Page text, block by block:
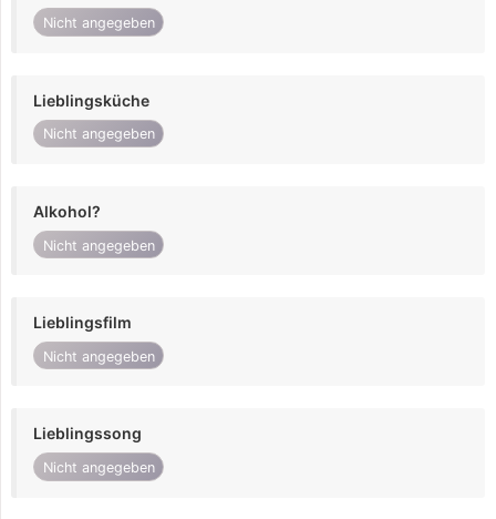
Nicht angegeben
Lieblingsküche
Nicht angegeben
Alkohol?
Nicht angegeben
Lieblingsfilm
Nicht angegeben
Lieblingssong
Nicht angegeben